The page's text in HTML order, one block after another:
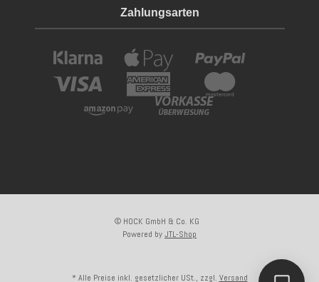
Zahlungsarten
© HOCK GmbH & Co. KG
Powered byJTL-Shop
* Alle Preise inkl. gesetzlicher USt., zzgl. Versand
Kundenliebling